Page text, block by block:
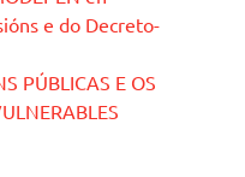
e do Decreto-
PÚBLICAS E OS